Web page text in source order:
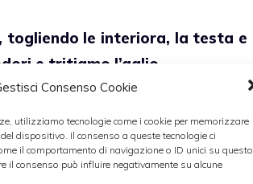
Consenso Cookie
utilizziamo tecnologie come i cookie per memorizzare
dispositivo. Il consenso a queste tecnologie ci
il comportamento di navigazione o ID unici su questo
il consenso può influire negativamente su alcune
togliendo le interiora, la testa e
e tritiamo l’aglio.
con le
e un po’ di sale.